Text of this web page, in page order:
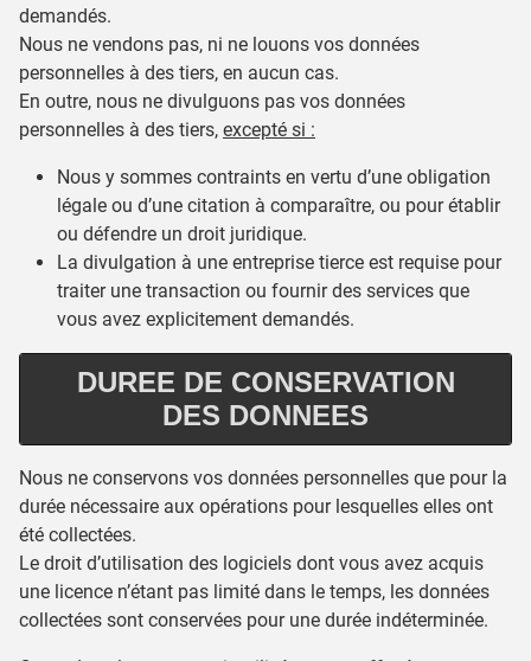
demandés.
Nous ne vendons pas, ni ne louons vos données
personnelles à des tiers, en aucun cas.
En outre, nous ne divulguons pas vos données
personnelles à des tiers, excepté si :
Nous y sommes contraints en vertu d’une obligation
légale ou d’une citation à comparaître, ou pour établir
ou défendre un droit juridique.
La divulgation à une entreprise tierce est requise pour
traiter une transaction ou fournir des services que
vous avez explicitement demandés.
DUREE DE CONSERVATION
DES DONNEES
Nous ne conservons vos données personnelles que pour la
durée nécessaire aux opérations pour lesquelles elles ont
été collectées.
Le droit d’utilisation des logiciels dont vous avez acquis
une licence n’étant pas limité dans le temps, les données
collectées sont conservées pour une durée indéterminée.